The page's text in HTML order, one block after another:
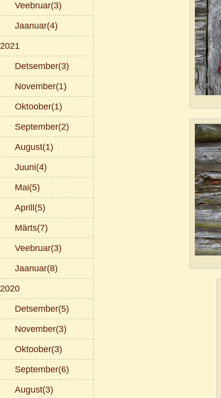
Veebruar(3)
Jaanuar(4)
2021
Detsember(3)
November(1)
Oktoober(1)
September(2)
August(1)
Juuni(4)
Mai(5)
Aprill(5)
Märts(7)
Veebruar(3)
Jaanuar(8)
2020
Detsember(5)
November(3)
Oktoober(3)
September(6)
August(3)